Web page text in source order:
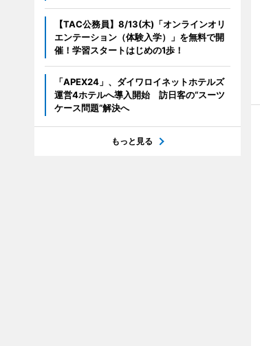
【TAC公務員】8/13(木)「オンラインオリ
エンテーション（体験入学）」を無料で開
催！学習スタートはじめの1歩！
「APEX24」、ダイワロイネットホテルズ
運営4ホテルへ導入開始 訪日客の“スーツ
ケース問題”解決へ
もっと見る